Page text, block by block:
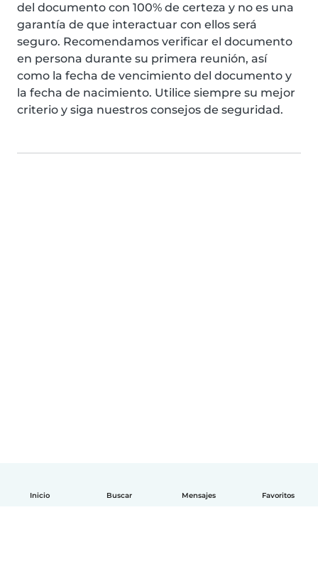
Inicio Buscar Mensajes Favoritos
del documento con 100% de certeza y no es una
garantía de que interactuar con ellos será
seguro. Recomendamos verificar el documento
en persona durante su primera reunión, así
como la fecha de vencimiento del documento y
la fecha de nacimiento. Utilice siempre su mejor
criterio y siga nuestros consejos de seguridad.